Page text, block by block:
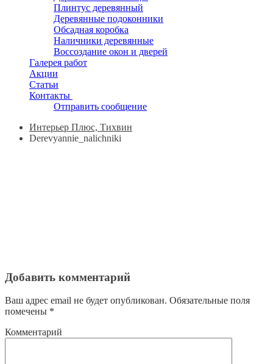
Плинтус деревянный
Деревянные подоконники
Обсадная коробка
Наличники деревянные
Воссоздание окон и дверей
Галерея работ
Акции
Статьи
Контакты
Отправить сообщение
Интерьер Плюс, Тихвин
Derevyannie_nalichniki
Добавить комментарий
Ваш адрес email не будет опубликован. Обязательные поля
помечены *
Комментарий